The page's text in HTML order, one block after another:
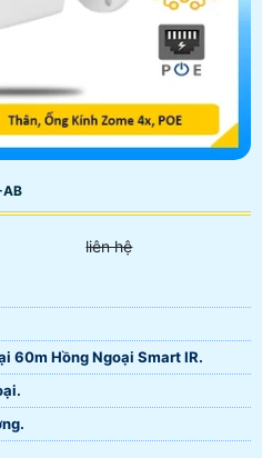
AB
liên hệ
60m Hồng Ngoại Smart IR.